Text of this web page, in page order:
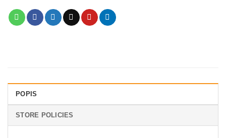
POPIS
STORE POLICIES